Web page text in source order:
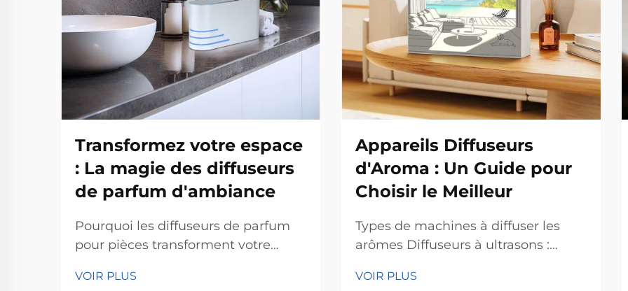
Transformez votre espace
: La magie des diffuseurs
de parfum d'ambiance
Pourquoi les diffuseurs de parfum
pour pièces transforment votre
réduction du stress Selon les
VOIR PLUS
Appareils Diffuseurs
d'Aroma : Un Guide pour
Choisir le Meilleur
Types de machines à diffuser les
arômes Diffuseurs à ultrasons :
chambres Les diffuseurs à ultrasons
VOIR PLUS